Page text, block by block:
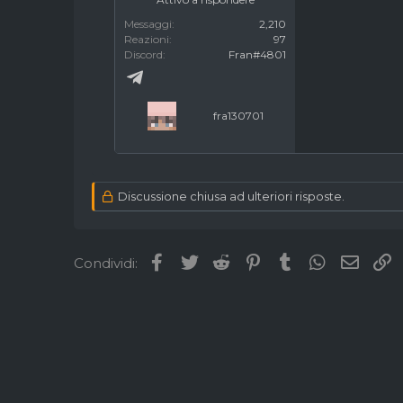
Messaggi
2,210
Reazioni
97
Discord
Fran#4801
fra130701
Discussione chiusa ad ulteriori risposte.
Condividi: Facebook
TwitterReddit PinterestTumblrWhatsApp
Email